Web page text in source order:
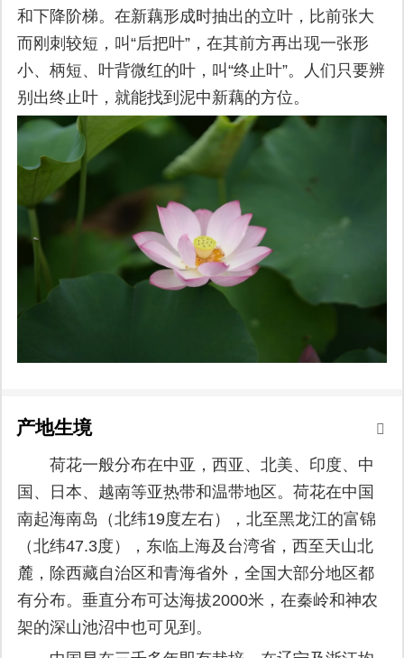
和下降阶梯。在新藕形成时抽出的立叶，比前张大
而刚刺较短，叫“后把叶”，在其前方再出现一张形
小、柄短、叶背微红的叶，叫“终止叶”。人们只要辨
别出终止叶，就能找到泥中新藕的方位。
产地生境
荷花一般分布在中亚，西亚、北美、印度、中
国、日本、越南等亚热带和温带地区。荷花在中国
南起海南岛（北纬19度左右），北至黑龙江的富锦
（北纬47.3度），东临上海及台湾省，西至天山北
麓，除西藏自治区和青海省外，全国大部分地区都
有分布。垂直分布可达海拔2000米，在秦岭和神农
架的深山池沼中也可见到。